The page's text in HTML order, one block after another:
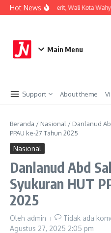
Lewati ke konten
Hot News
Perkuat Sistem Merit, Wali Kota
Main Menu
Support About theme
Beranda / Nasional / Danlanud
PPAU ke-27 Tahun 2025
Nasional
Danlanud Abd
Syukuran HUT
2025
Oleh admin
Tidak ada
Agustus 27, 2025 2:05 pm